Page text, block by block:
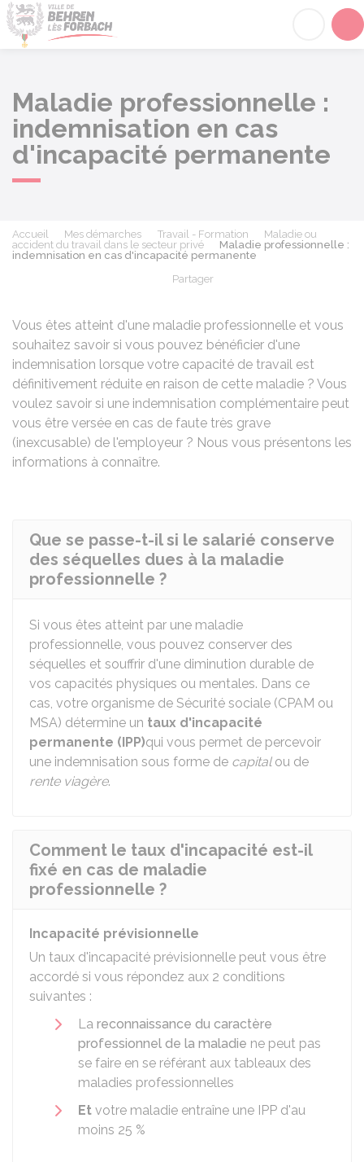
Maladie professionnelle :
indemnisation en cas
d'incapacité permanente
Accueil Mes démarches Travail - Formation
Maladie ou
accident du travail dans le secteur privé
Maladie professionnelle :
indemnisation en cas d'incapacité permanente
Partager
Vous êtes atteint d'une maladie professionnelle et vous
souhaitez savoir si vous pouvez bénéficier d'une
indemnisation lorsque votre capacité de travail est
définitivement réduite en raison de cette maladie ? Vous
voulez savoir si une indemnisation complémentaire peut
vous être versée en cas de faute très grave
(inexcusable) de l'employeur ? Nous vous présentons les
informations à connaître.
Que se passe-t-il si le salarié conserve
des séquelles dues à la maladie
professionnelle ?
Si vous êtes atteint par une maladie
professionnelle, vous pouvez conserver des
séquelles et souffrir d'une diminution durable de
vos capacités physiques ou mentales. Dans ce
cas, votre organisme de Sécurité sociale (CPAM ou
MSA) détermine un taux d'incapacité
permanente (IPP)qui vous permet de percevoir
une indemnisation sous forme de capitalou de
rente viagère.
Comment le taux d'incapacité est-il
fixé en cas de maladie
professionnelle ?
Incapacité prévisionnelle
Un taux d'incapacité prévisionnelle peut vous être
accordé si vous répondez aux 2 conditions
suivantes :
La reconnaissance du caractère
professionnel de la maladie ne peut pas
se faire en se référant aux tableaux des
maladies professionnelles
Et votre maladie entraîne une IPP d'au
moins 25 %